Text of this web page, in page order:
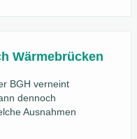
Wärmebrücken
BGH verneint
dennoch
Ausnahmen